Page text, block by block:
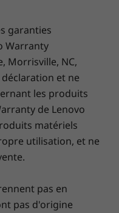
there’s a
Trusted
you can log in
charge rapide)
pour les numéros de
ici
garanties
Warranty
Morrisville, NC,
et ne
les produits
de Lenovo
matériels
utilisation, et ne
pas en
pas d'origine